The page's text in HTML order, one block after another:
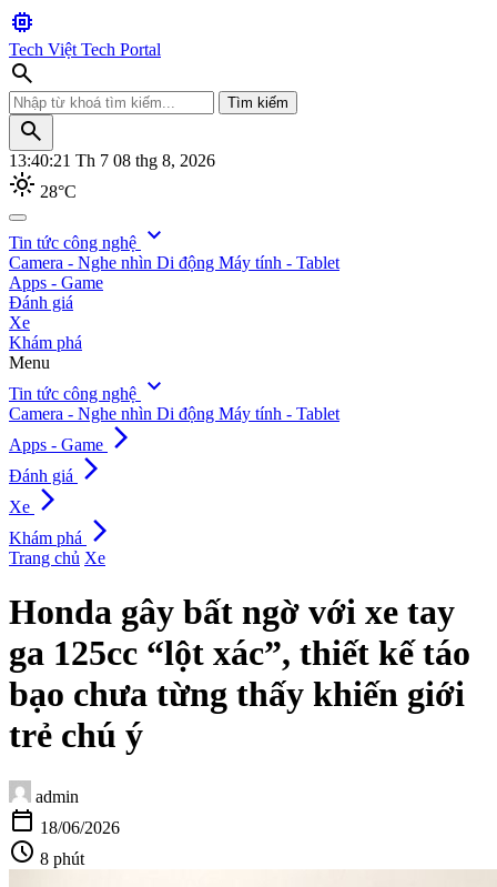
memory
Tech Việt Tech Portal
search
Tìm kiếm
search
13:40:22 Th 7 08 thg 8, 2026
light_mode 28°C
search
Tìm kiếm
Tin tức công nghệ expand_more
Camera - Nghe nhìn Di động Máy tính - Tablet
Apps - Game
Đánh giá
Xe
Khám phá
Menu
Tin tức công nghệ expand_more
Camera - Nghe nhìn Di động Máy tính - Tablet
Apps - Game arrow_forward_ios
Đánh giá arrow_forward_ios
Xe arrow_forward_ios
Khám phá arrow_forward_ios
Trang chủ Xe
Honda gây bất ngờ với xe tay
ga 125cc “lột xác”, thiết kế táo
bạo chưa từng thấy khiến giới
trẻ chú ý
admin
calendar_today 18/06/2026
schedule 8 phút